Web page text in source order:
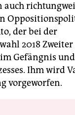
auch
der bei der
2018
Gefängnis
Ihm wird
vorgeworfen.